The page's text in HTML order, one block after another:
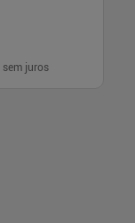
sem juros